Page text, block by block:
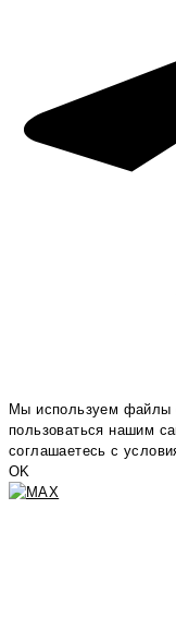
Мы используем файлы
пользоваться нашим
соглашаетесь c
OK